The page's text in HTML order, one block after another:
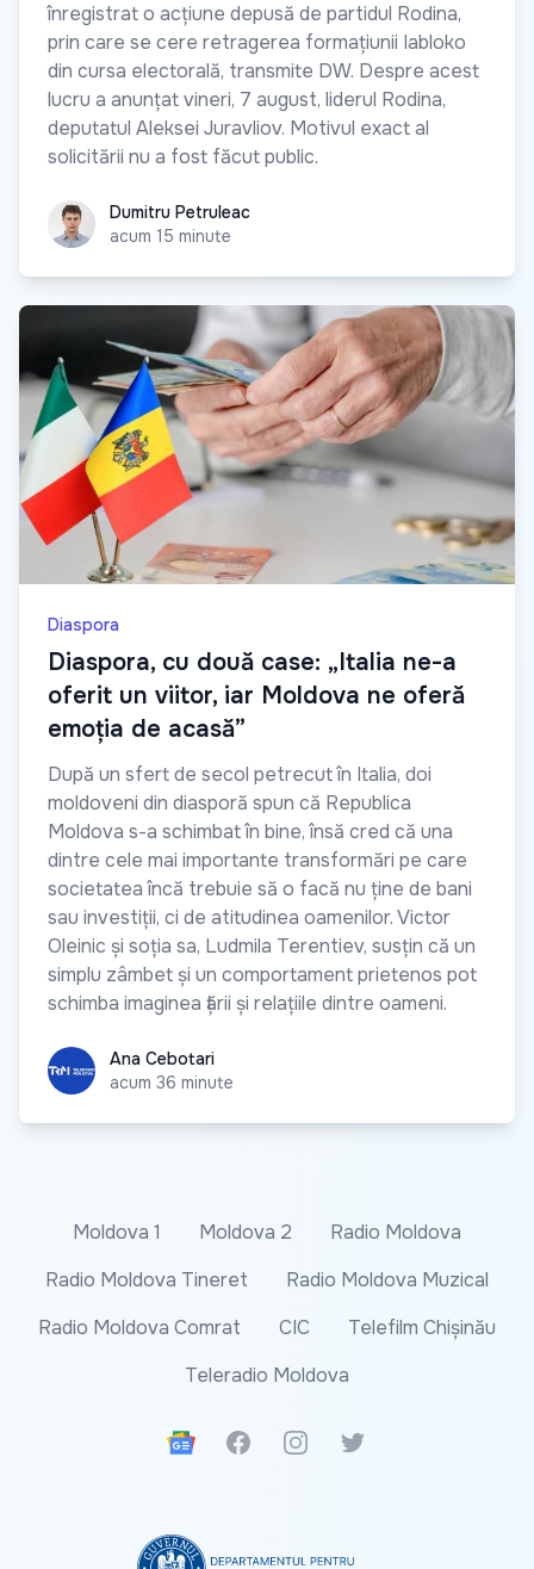
înregistrat o acțiune depusă de partidul Rodina,
prin care se cere retragerea formațiunii Iabloko
din cursa electorală, transmite DW. Despre acest
lucru a anunțat vineri, 7 august, liderul Rodina,
deputatul Aleksei Juravliov. Motivul exact al
solicitării nu a fost făcut public.
Dumitru Petruleac
Dumitru Petruleac
acum 15 minute
Diaspora
Diaspora, cu două case: „Italia ne-a
oferit un viitor, iar Moldova ne oferă
emoția de acasă”
După un sfert de secol petrecut în Italia, doi
moldoveni din diasporă spun că Republica
Moldova s-a schimbat în bine, însă cred că una
dintre cele mai importante transformări pe care
societatea încă trebuie să o facă nu ține de bani
sau investiții, ci de atitudinea oamenilor. Victor
Oleinic și soția sa, Ludmila Terentiev, susțin că un
simplu zâmbet și un comportament prietenos pot
schimba imaginea țării și relațiile dintre oameni.
Ana CebotariAna Cebotari
acum 36 minute
Moldova 1 Moldova 2
Radio Moldova
Radio Moldova Tineret
Radio Moldova Muzical
Radio Moldova Comrat
CIC
Telefilm Chișinău
Teleradio Moldova
Google News
FacebookInstagramTwitter